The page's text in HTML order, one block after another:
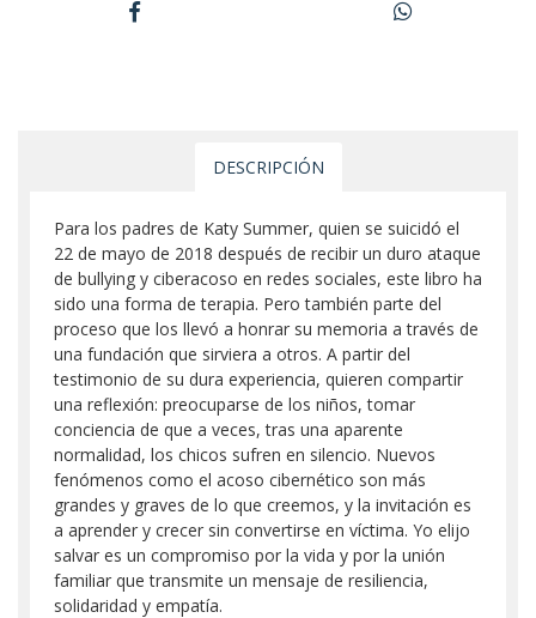
DESCRIPCIÓN
Para los padres de Katy Summer, quien se suicidó el
22 de mayo de 2018 después de recibir un duro ataque
de bullying y ciberacoso en redes sociales, este libro ha
sido una forma de terapia. Pero también parte del
proceso que los llevó a honrar su memoria a través de
una fundación que sirviera a otros. A partir del
testimonio de su dura experiencia, quieren compartir
una reflexión: preocuparse de los niños, tomar
conciencia de que a veces, tras una aparente
normalidad, los chicos sufren en silencio. Nuevos
fenómenos como el acoso cibernético son más
grandes y graves de lo que creemos, y la invitación es
a aprender y crecer sin convertirse en víctima. Yo elijo
salvar es un compromiso por la vida y por la unión
familiar que transmite un mensaje de resiliencia,
solidaridad y empatía.